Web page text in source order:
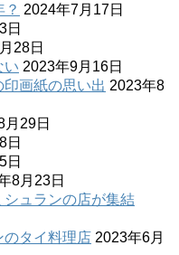
2024年7月17日
日
28日
い 2023年9月16日
画紙の思い出 2023年8
月29日
日
日
8月23日
ュランの店が集結
のタイ料理店 2023年6月